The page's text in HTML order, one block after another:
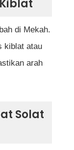
di Mekah.
kiblat atau
arah
Solat